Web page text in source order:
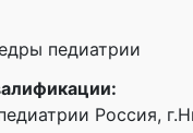
педиатрии
Россия,